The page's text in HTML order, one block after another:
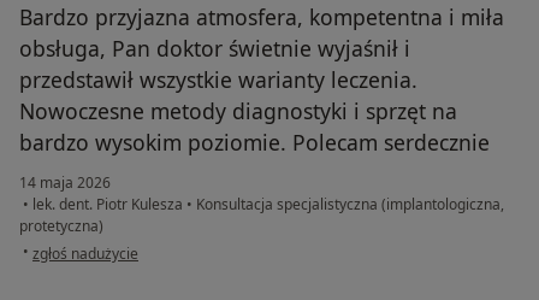
Bardzo przyjazna atmosfera, kompetentna i miła
obsługa, Pan doktor świetnie wyjaśnił i
przedstawił wszystkie warianty leczenia.
Nowoczesne metody diagnostyki i sprzęt na
bardzo wysokim poziomie. Polecam serdecznie
14 maja 2026
• lek. dent. Piotr Kulesza • Konsultacja specjalistyczna (implantologiczna,
protetyczna)
• w opinii użytkownika Renata
zgłoś nadużycie